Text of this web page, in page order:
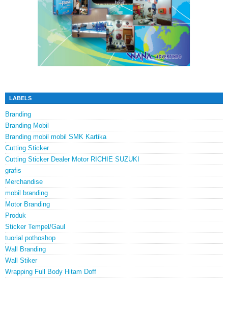
LABELS
Branding
Branding Mobil
Branding mobil mobil SMK Kartika
Cutting Sticker
Cutting Sticker Dealer Motor RICHIE SUZUKI
grafis
Merchandise
mobil branding
Motor Branding
Produk
Sticker Tempel/Gaul
tuorial pothoshop
Wall Branding
Wall Stiker
Wrapping Full Body Hitam Doff